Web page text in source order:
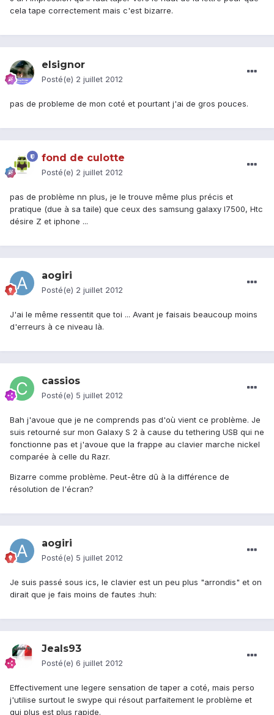
cela tape correctement mais c'est bizarre.
elsignor
Posté(e) 2 juillet 2012
pas de probleme de mon coté et pourtant j'ai de gros pouces.
fond de culotte
Posté(e) 2 juillet 2012
pas de problème nn plus, je le trouve même plus précis et
pratique (due à sa taile) que ceux des samsung galaxy I7500, Htc
désire Z et iphone ...
aogiri
Posté(e) 2 juillet 2012
J'ai le même ressentit que toi ... Avant je faisais beaucoup moins
d'erreurs à ce niveau là.
cassios
Posté(e) 5 juillet 2012
Bah j'avoue que je ne comprends pas d'où vient ce problème. Je
suis retourné sur mon Galaxy S 2 à cause du tethering USB qui ne
fonctionne pas et j'avoue que la frappe au clavier marche nickel
comparée à celle du Razr.
Bizarre comme problème. Peut-être dû à la différence de
résolution de l'écran?
aogiri
Posté(e) 5 juillet 2012
Je suis passé sous ics, le clavier est un peu plus "arrondis" et on
dirait que je fais moins de fautes :huh:
Jeals93
Posté(e) 6 juillet 2012
Effectivement une legere sensation de taper a coté, mais perso
j'utilise surtout le swype qui résout parfaitement le problème et
qui plus est plus rapide.